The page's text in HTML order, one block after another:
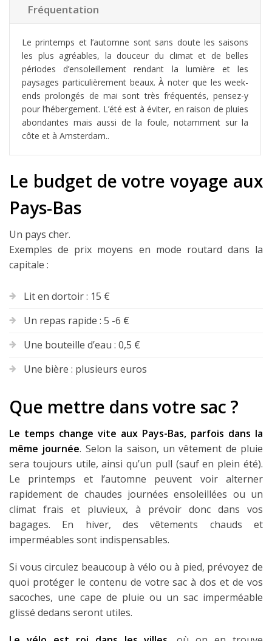
Fréquentation
Le printemps et l’automne sont sans doute les saisons
les plus agréables, la douceur du climat et de belles
périodes d’ensoleillement rendant la lumière et les
paysages particulièrement beaux. À noter que les week-
ends prolongés de mai sont très fréquentés, pensez-y
pour l’hébergement. L’été est à éviter, en raison de pluies
abondantes mais aussi de la foule, notamment sur la
côte et à Amsterdam..
Le budget de votre voyage aux
Pays-Bas
Un pays cher.
Exemples de prix moyens en mode routard dans la
capitale :
Lit en dortoir : 15 €
Un repas rapide : 5 -6 €
Une bouteille d’eau : 0,5 €
Une bière : plusieurs euros
Que mettre dans votre sac ?
Le temps change vite aux Pays-Bas, parfois dans la
même journée. Selon la saison, un vêtement de pluie
sera toujours utile, ainsi qu’un pull (sauf en plein été).
Le printemps et l’automne peuvent voir alterner
rapidement de chaudes journées ensoleillées ou un
climat frais et pluvieux, à prévoir donc dans vos
bagages. En hiver, des vêtements chauds et
imperméables sont indispensables.
Si vous circulez beaucoup à vélo ou à pied, prévoyez de
quoi protéger le contenu de votre sac à dos et de vos
sacoches, une cape de pluie ou un sac imperméable
glissé dedans seront utiles.